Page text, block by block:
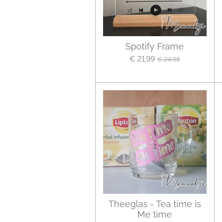
Spotify Frame
€ 21,99 € 24,95
Theeglas - Tea time is
Me time